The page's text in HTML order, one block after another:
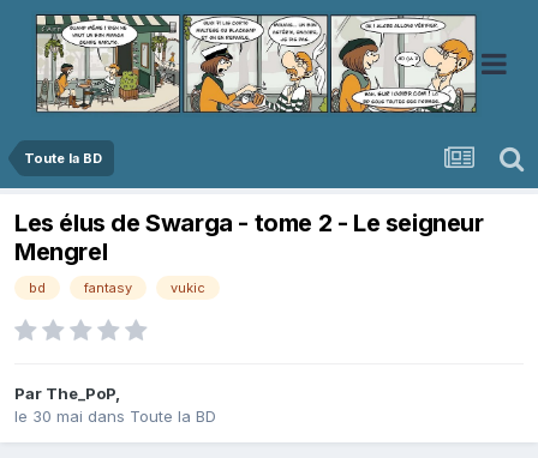
Toute la BD
Les élus de Swarga - tome 2 - Le seigneur
Mengrel
bd fantasy vukic
Par The_PoP,
le 30 mai dans Toute la BD